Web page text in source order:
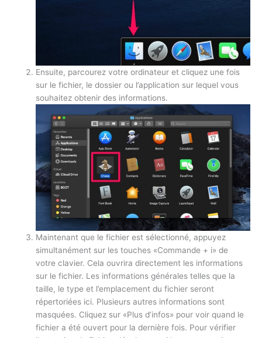
Ensuite, parcourez votre ordinateur et cliquez une fois
sur le fichier, le dossier ou l’application sur lequel vous
souhaitez obtenir des informations.
Maintenant que le fichier est sélectionné, appuyez
simultanément sur les touches «Commande + i» de
votre clavier. Cela ouvrira directement les informations
sur le fichier. Les informations générales telles que la
taille, le type et l’emplacement du fichier seront
répertoriées ici. Plusieurs autres informations sont
masquées. Cliquez sur «Plus d’infos» pour voir quand le
fichier a été ouvert pour la dernière fois. Pour vérifier